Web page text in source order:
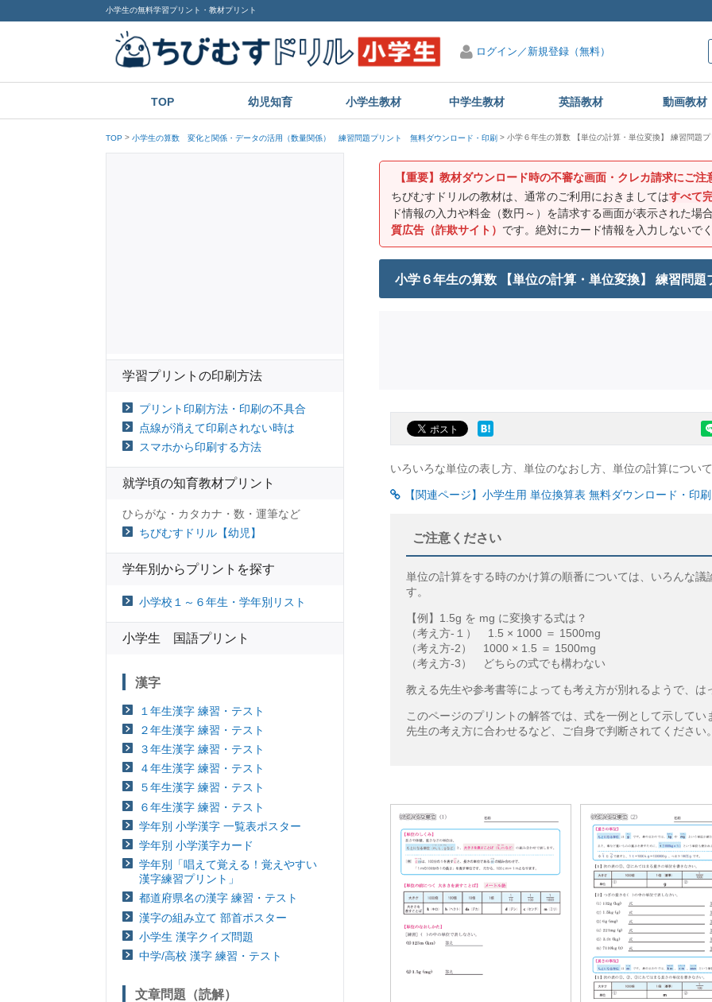
小学生の無料学習プリント・教材プリント
ログイン／新規登録（無料）
TOP 幼児知育 小学生教材 中学生教材 英語教材 動画教材
TOP 小学生の算数 変化と関係・データの活用（数量関係） 練習問題プリント 無料ダウンロード・印刷 小学６年生の算数 【単位の計算・単位変換】 練習問題プ
【重要】教材ダウンロード時の不審な画面・クレカ請求にご注
ちびむすドリルの教材は、通常のご利用におきましてはすべて
ド情報の入力や料金（数円～）を請求する画面が表示された場
質広告（詐欺サイト） です。絶対にカード情報を入力しないでく
小学６年生の算数 【単位の計算・単位変換】 練習問題
いろいろな単位の表し方、単位のなおし方、単位の計算につい
【関連ページ】小学生用 単位換算表 無料ダウンロード・印刷
ご注意ください
単位の計算をする時のかけ算の順番については、いろんな
す。
【例】1.5g を mg に変換する式は？
（考え方-１） 1.5 × 1000 ＝ 1500mg
（考え方-2） 1000 × 1.5 ＝ 1500mg
（考え方-3） どちらの式でも構わない
教える先生や参考書等によっても考え方が別れるようで、は
このページのプリントの解答では、式を一例として示して
先生の考え方に合わせるなど、ご自身で判断されてください。
学習プリントの印刷方法
プリント印刷方法・印刷の不具合
点線が消えて印刷されない時は
スマホから印刷する方法
就学頃の知育教材プリント
ひらがな・カタカナ・数・運筆など
ちびむすドリル【幼児】
学年別からプリントを探す
小学校１～６年生・学年別リスト
小学生 国語プリント
漢字
１年生漢字 練習・テスト
２年生漢字 練習・テスト
３年生漢字 練習・テスト
４年生漢字 練習・テスト
５年生漢字 練習・テスト
６年生漢字 練習・テスト
学年別 小学漢字 一覧表ポスター
学年別 小学漢字カード
学年別「唱えて覚える！覚えやすい
漢字練習プリント」
都道府県名の漢字 練習・テスト
漢字の組み立て 部首ポスター
小学生 漢字クイズ問題
中学/高校 漢字 練習・テスト
文章問題（読解）